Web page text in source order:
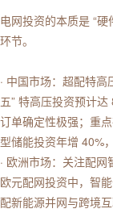
电网投资的本质是 “
环节。
· 中国市场：超配特
五” 特高压投资预计达
订单确定性极强；重
型储能投资年增 40%
· 欧洲市场：关注配
欧元配网投资中，智
配新能源并网与跨境互